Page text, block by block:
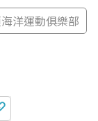
洋運動俱樂部